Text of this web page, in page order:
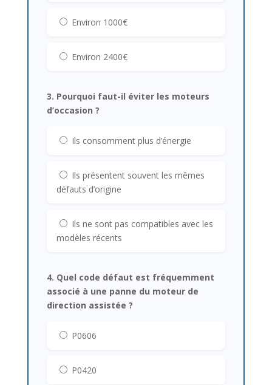
Environ 1000€
Environ 2400€
3. Pourquoi faut-il éviter les moteurs
d’occasion ?
Ils consomment plus d’énergie
Ils présentent souvent les mêmes
défauts d’origine
Ils ne sont pas compatibles avec les
modèles récents
4. Quel code défaut est fréquemment
associé à une panne du moteur de
direction assistée ?
P0606
P0420